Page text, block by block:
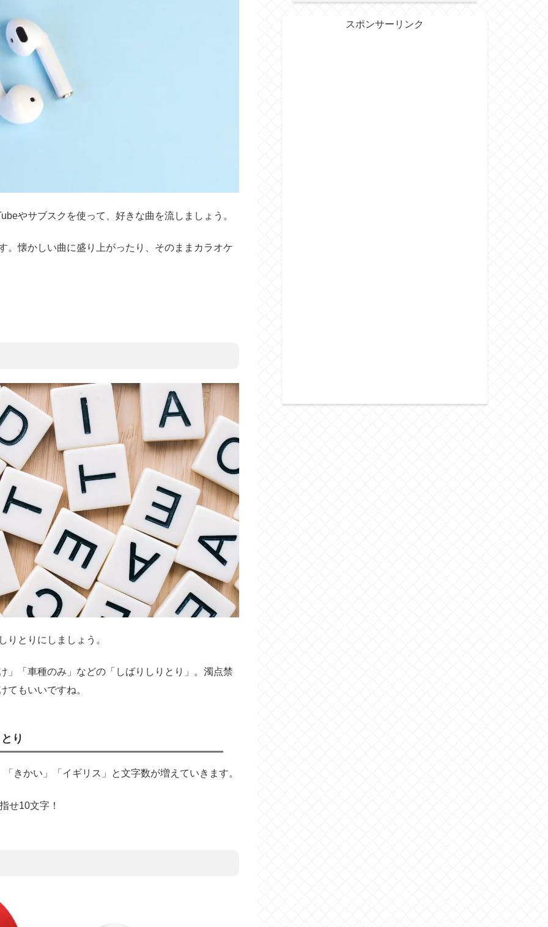
やサブスクを使って、好きな曲を流しましょう。
。懐かしい曲に盛り上がったり、そのままカラオケ
りとりにしましょう。
」「車種のみ」などの「しばりしりとり」。濁点禁
てもいいですね。
り
きかい」「イギリス」と文字数が増えていきます。
せ10文字！
スポンサーリンク